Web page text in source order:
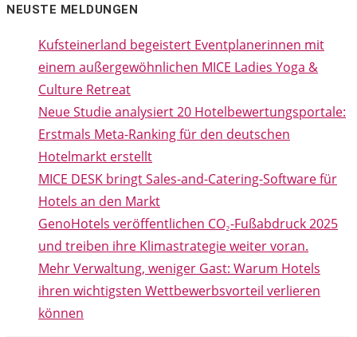
NEUSTE MELDUNGEN
Kufsteinerland begeistert Eventplanerinnen mit
einem außergewöhnlichen MICE Ladies Yoga &
Culture Retreat
Neue Studie analysiert 20 Hotelbewertungsportale:
Erstmals Meta-Ranking für den deutschen
Hotelmarkt erstellt
MICE DESK bringt Sales-and-Catering-Software für
Hotels an den Markt
GenoHotels veröffentlichen CO₂-Fußabdruck 2025
und treiben ihre Klimastrategie weiter voran.
Mehr Verwaltung, weniger Gast: Warum Hotels
ihren wichtigsten Wettbewerbsvorteil verlieren
können